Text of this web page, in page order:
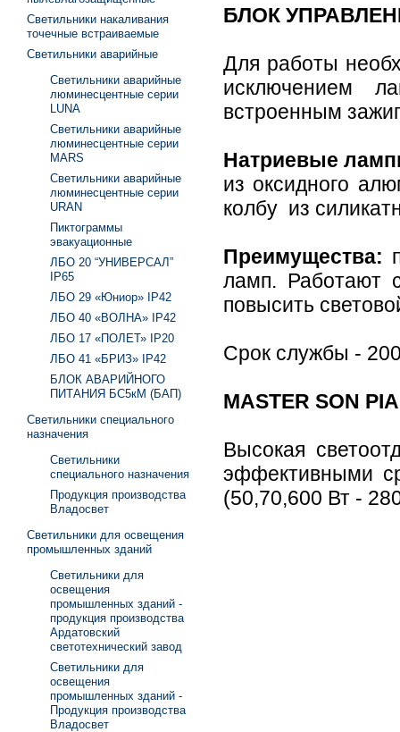
БЛОК
Для работы
исключением
встроенным
Натриевые
из оксидного
колбу из
Преимущества:
ламп. Работают
повысить
Срок службы -
MASTER SON
Высокая
эффективными
(50,70,600 Вт -
Светильники накаливания
точечные встраиваемые
Светильники аварийные
Светильники аварийные
люминесцентные серии
LUNA
Светильники аварийные
люминесцентные серии
MARS
Светильники аварийные
люминесцентные серии
URAN
Пиктограммы
эвакуационные
ЛБО 20 “УНИВЕРСАЛ”
IP65
ЛБО 29 «Юниор» IP42
ЛБО 40 «ВОЛНА» IP42
ЛБО 17 «ПОЛЕТ» IP20
ЛБО 41 «БРИЗ» IP42
БЛОК АВАРИЙНОГО
ПИТАНИЯ БС5кМ (БАП)
Светильники специального
назначения
Светильники
специального назначения
Продукция производства
Владосвет
Светильники для освещения
промышленных зданий
Светильники для
освещения
промышленных зданий -
продукция производства
Ардатовский
светотехнический завод
Светильники для
освещения
промышленных зданий -
Продукция производства
Владосвет